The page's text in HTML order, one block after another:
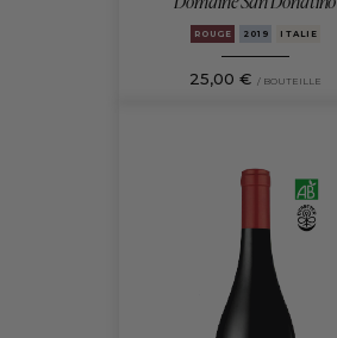
ROUGE 2019 ITALIE
25,00 € / BOUTEILLE